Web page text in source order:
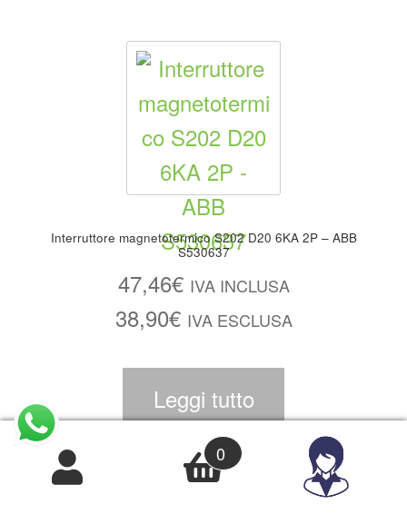
Interruttore magnetotermico S202 D20 6KA 2P – ABB
S530637
47,46€ IVA INCLUSA
38,90€ IVA ESCLUSA
Leggi tutto
0